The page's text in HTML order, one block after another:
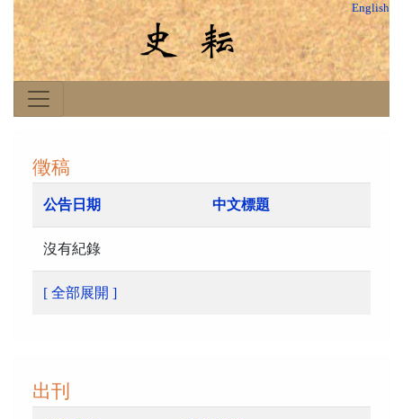
English
徵稿
公告日期 中文標題
沒有紀錄
[ 全部展開 ]
出刊